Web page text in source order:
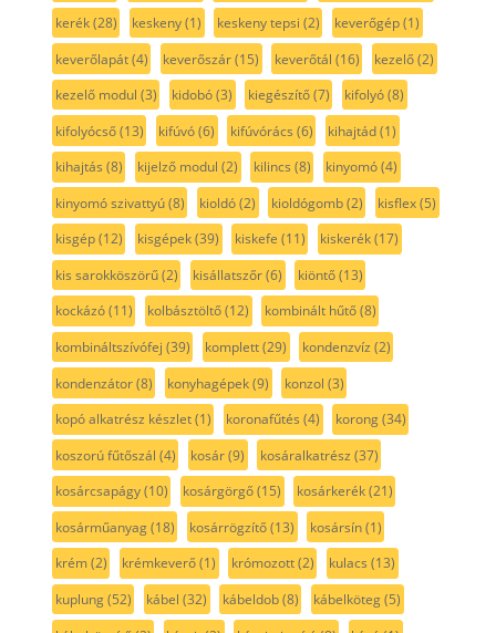
kerék(28) keskeny(1) keskeny tepsi (2) keverőgép(1)
keverőlapát(4) keverőszár(15) keverőtál (16) kezelő(2)
kezelő modul (3) kidobó(3) kiegészítő(7) kifolyó(8)
kifolyócső(13) kifúvó(6) kifúvórács (6) kihajtád(1)
kihajtás (8) kijelző modul (2) kilincs (8) kinyomó(4)
kinyomó szivattyú(8) kioldó(2) kioldógomb(2) kisflex(5)
kisgép(12) kisgépek(39) kiskefe (11) kiskerék(17)
kis sarokköszörű(2) kisállatszőr(6) kiöntő(13)
kockázó(11) kolbásztöltő(12) kombinált hűtő(8)
kombináltszívófej (39) komplett(29) kondenzvíz (2)
kondenzátor(8) konyhagépek(9) konzol (3)
kopó alkatrész készlet(1) koronafűtés (4) korong(34)
koszorú fűtőszál (4) kosár(9) kosáralkatrész (37)
kosárcsapágy(10) kosárgörgő(15) kosárkerék(21)
kosárműanyag(18) kosárrögzítő(13) kosársín(1)
krém(2) krémkeverő(1) krómozott(2) kulacs (13)
kuplung(52) kábel (32) kábeldob(8) kábelköteg(5)